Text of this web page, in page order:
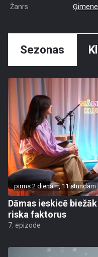
Žanrs
Sezonas
pirms 2 dienām, 11 stundām
Dāmas ieskicē
riska faktorus
7. epizode